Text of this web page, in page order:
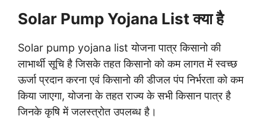
Solar Pump Yojana List क्या है
Solar pump yojana list योजना पात्र किसानो की
लाभार्थी सूचि है जिसके तहत किसानो को कम लागत में स्वच्छ
ऊर्जा प्रदान करना एवं किसानो की डीजल पंप निर्भरता को कम
किया जाएगा, योजना के तहत राज्य के सभी किसान पात्र है
जिनके कृषि में जलस्त्रोत उपलब्ध है।